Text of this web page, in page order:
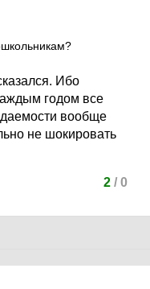
Ибо
годом все
вообще
не шокировать
2/ 0